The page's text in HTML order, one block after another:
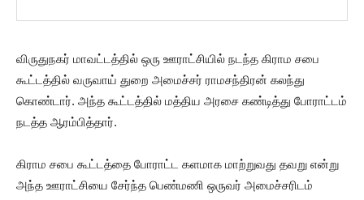
விருதுநகர் மாவட்டத்தில் ஒரு ஊராட்சியில் நடந்த கிராம சபை
கூட்டத்தில் வருவாய் துறை அமைச்சர் ராமசந்திரன் கலந்து
கொண்டார். அந்த கூட்டத்தில் மத்திய அரசை கண்டித்து போராட்டம்
நடத்த ஆரம்பித்தார்.
கிராம சபை கூட்டத்தை போராட்ட களமாக மாற்றுவது தவறு என்று
அந்த ஊராட்சியை சேர்ந்த பெண்மணி ஒருவர் அமைச்சரிடம்